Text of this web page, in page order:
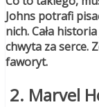
Johns potrafi
nich. Cała
chwyta za serce.
faworyt.
2. Marvel